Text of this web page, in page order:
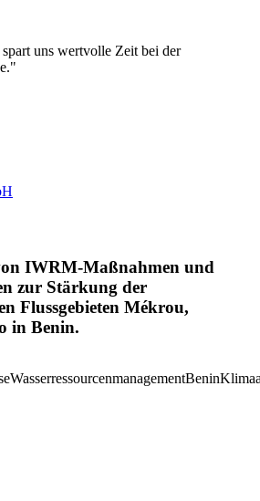
uns wertvolle Zeit bei der
IWRM-Maßnahmen und
zur Stärkung der
Flussgebieten Mékrou,
in Benin.
WasserressourcenmanagementBenin